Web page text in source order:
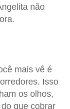
não
mais vê é
Isso
os olhos,
que cobrar